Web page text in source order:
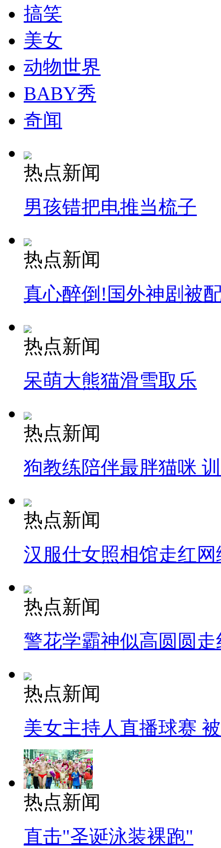
搞笑
美女
动物世界
BABY秀
奇闻
热点新闻
男孩错把电推当梳子
热点新闻
真心醉倒!国外神剧被
热点新闻
呆萌大熊猫滑雪取乐
热点新闻
狗教练陪伴最胖猫咪
热点新闻
汉服仕女照相馆走红网
热点新闻
警花学霸神似高圆圆走
热点新闻
美女主持人直播球赛
热点新闻
直击"圣诞泳装裸跑"